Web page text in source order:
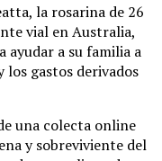
la rosarina de 26
vial en Australia,
ayudar a su familia a
gastos derivados
una colecta online
y sobreviviente del